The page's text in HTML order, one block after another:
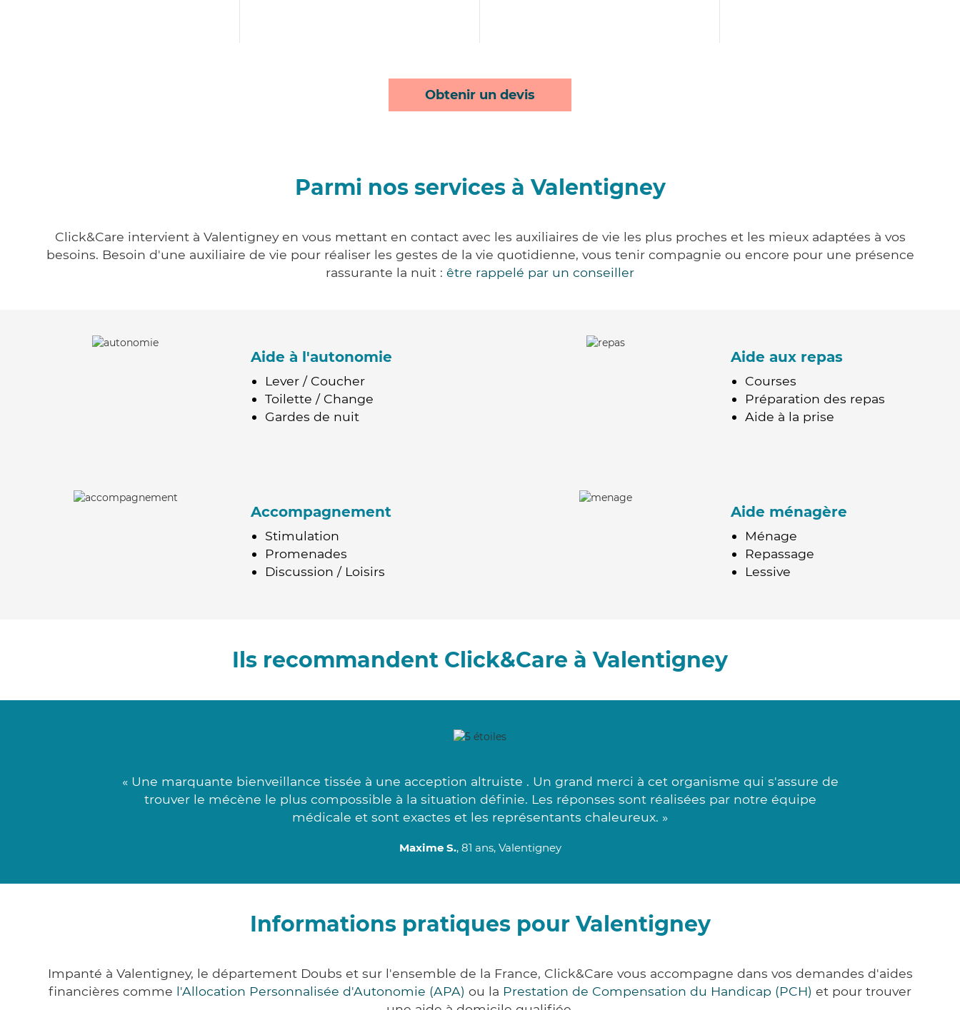
Obtenir un devis
Parmi nos services à Valentigney
Click&Care intervient à Valentigney en vous mettant en contact avec les auxiliaires de vie les plus proches et les mieux adaptées à vos
besoins. Besoin d'une auxiliaire de vie pour réaliser les gestes de la vie quotidienne, vous tenir compagnie ou encore pour une présence
rassurante la nuit : être rappelé par un conseiller
Aide à l'autonomie
Lever / Coucher
Toilette / Change
Gardes de nuit
Aide aux repas
Courses
Préparation des repas
Aide à la prise
Accompagnement
Stimulation
Promenades
Discussion / Loisirs
Aide ménagère
Ménage
Repassage
Lessive
Ils recommandent Click&Care à Valentigney
« Une marquante bienveillance tissée à une acception altruiste . Un grand merci à cet organisme qui s'assure de
trouver le mécène le plus compossible à la situation définie. Les réponses sont réalisées par notre équipe
médicale et sont exactes et les représentants chaleureux. »
Maxime S., 81 ans, Valentigney
Informations pratiques pour Valentigney
Impanté à Valentigney, le département Doubs et sur l'ensemble de la France, Click&Care vous accompagne dans vos demandes d'aides
financières comme l'Allocation Personnalisée d'Autonomie (APA) ou la Prestation de Compensation du Handicap (PCH) et pour trouver